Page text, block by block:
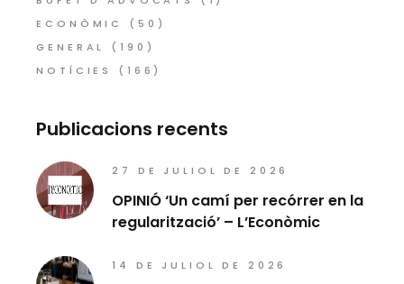
ECONÒMIC
(50)
GENERAL
(190)
NOTÍCIES
(166)
Publicacions recents
27 DE JULIOL DE 2026
OPINIÓ ‘Un camí per recórrer en la
regularització’ – L’Econòmic
14 DE JULIOL DE 2026